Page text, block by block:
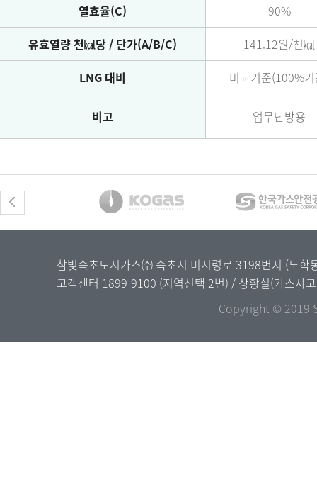
열효율(C)
90%
유효열량 천㎉당 / 단가(A/B/C)
141.12원/천㎉
LNG 대비
비교기준(100%
비고 업무난방용
참빛속초도시가스㈜ 속초시 미시령로 3198번지 (노
고객센터 1899-9100 (지역선택 2번) / 상황실(가스사
Copyright © 2019